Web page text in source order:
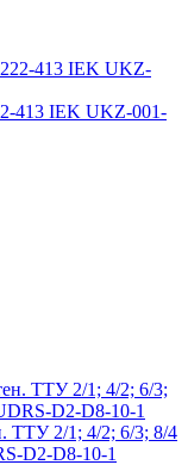
413 IEK UKZ-001-
ТТУ 2/1; 4/2; 6/3; 8/4
D2-D8-10-1